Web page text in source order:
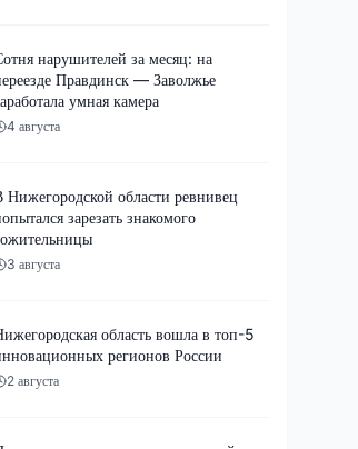
нарушителей за месяц: на
Правдинск — Заволжье
умная камера
4 августа
Нижегородской области ревнивец
зарезать знакомого
3 августа
область вошла в топ-5
регионов России
2 августа